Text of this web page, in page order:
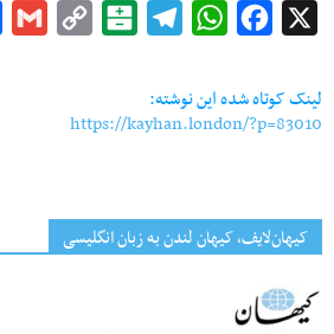
Facebook
WhatsApp
Telegram
Balatarin
Copy
لینک کوتاه شده این نوشته:
https://kayhan.london/?p=83010
کیهان‌لایف، کیهان لندن به زبان انگلیسی